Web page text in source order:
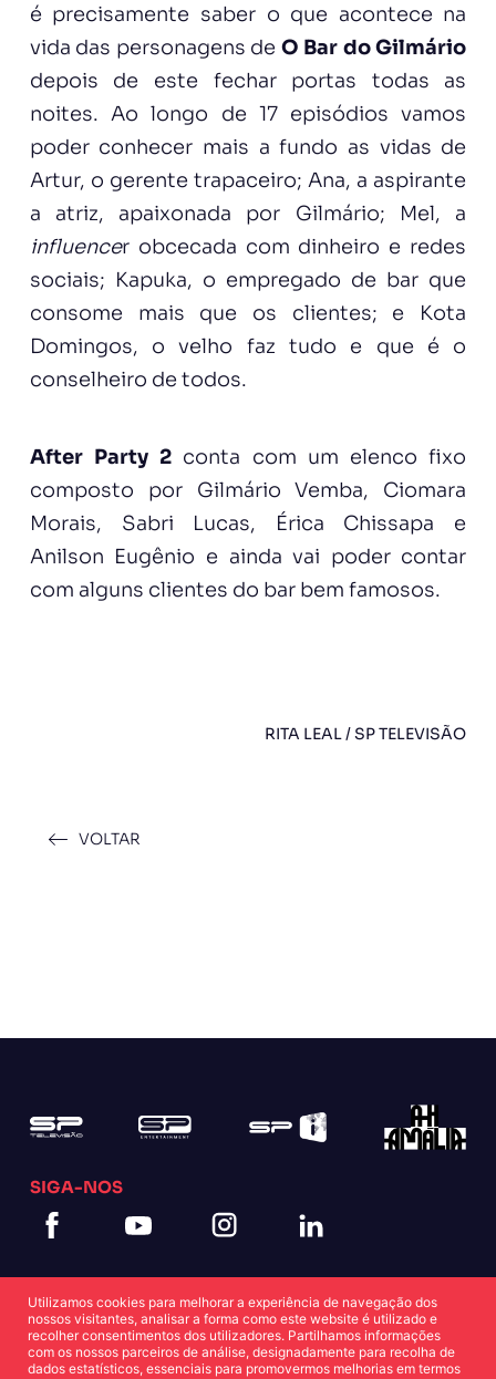
é precisamente saber o que acontece na
vida das personagens de O Bar do Gilmário
depois de este fechar portas todas as
noites. Ao longo de 17 episódios vamos
poder conhecer mais a fundo as vidas de
Artur, o gerente trapaceiro; Ana, a aspirante
a atriz, apaixonada por Gilmário; Mel, a
influencer obcecada com dinheiro e redes
sociais; Kapuka, o empregado de bar que
consome mais que os clientes; e Kota
Domingos, o velho faz tudo e que é o
conselheiro de todos.
After Party 2 conta com um elenco fixo
composto por Gilmário Vemba, Ciomara
Morais, Sabri Lucas, Érica Chissapa e
Anilson Eugênio e ainda vai poder contar
com alguns clientes do bar bem famosos.
RITA LEAL / SP TELEVISÃO
VOLTAR
SIGA-NOS
Utilizamos cookies para melhorar a experiência de navegação dos
nossos visitantes, analisar a forma como este website é utilizado e
recolher consentimentos dos utilizadores. Partilhamos informações
com os nossos parceiros de análise, designadamente para recolha de
dados estatísticos, essenciais para promovermos melhorias em termos